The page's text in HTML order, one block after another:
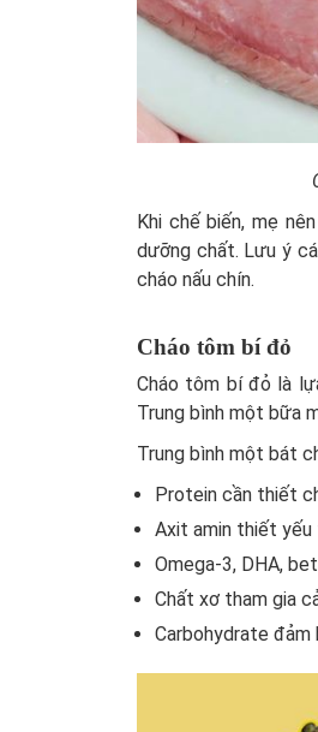
Khi chế biến, mẹ
dưỡng chất. Lưu ý
cháo nấu chín.
Cháo tôm bí đỏ
Cháo tôm bí đỏ là
Trung bình một bữa
Trung bình một bát
Protein cần thiết
Axit amin thiết
Omega-3, DHA,
Chất xơ tham gia
Carbohydrate đảm